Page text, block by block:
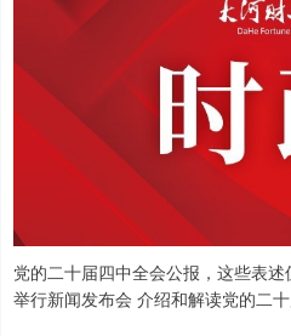
党的二十届四中全会公报，这些表
举行新闻发布会 介绍和解读党的二